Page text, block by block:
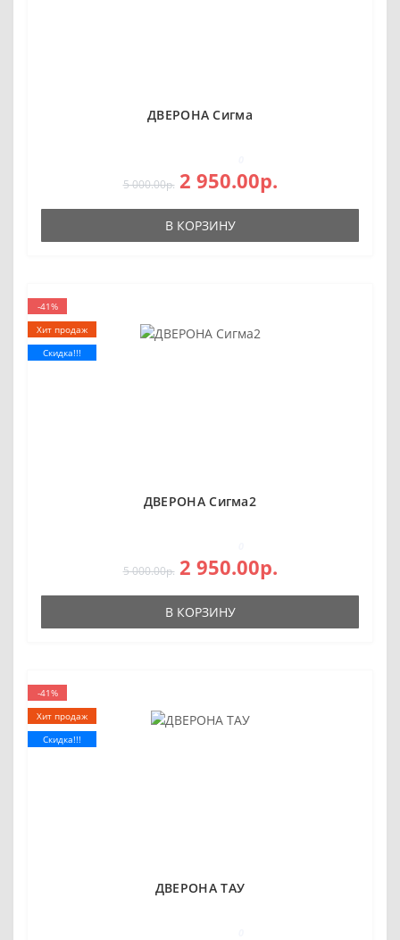
ДВЕРОНА Сигма
5 000.00р. 2 950.00р.
В КОРЗИНУ
-41%
Хит продаж
Скидка!!!
ДВЕРОНА Сигма2
5 000.00р. 2 950.00р.
В КОРЗИНУ
-41%
Хит продаж
Скидка!!!
ДВЕРОНА ТАУ